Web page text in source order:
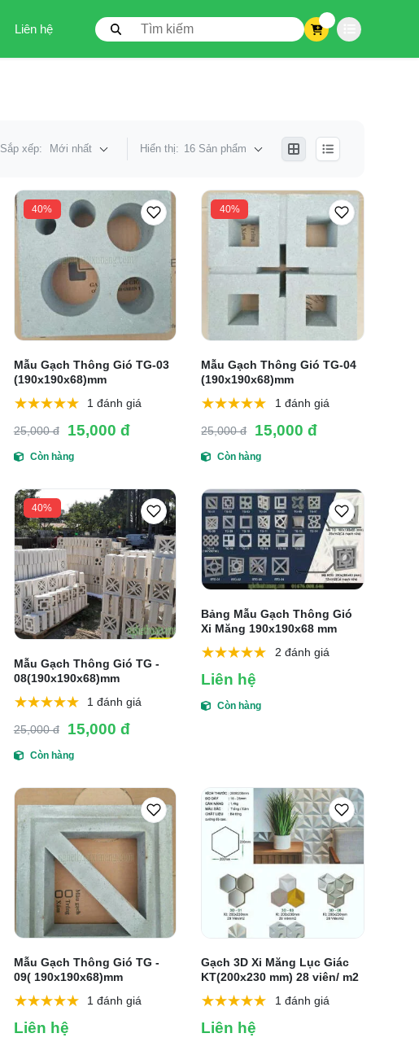
Liên hệ
Sắp xếp: Mới nhất Hiển thị: 16 Sản phẩm
40%
Mẫu Gạch Thông Gió TG-03
(190x190x68)mm
1 đánh giá
25,000 đ 15,000 đ
Còn hàng
40%
Mẫu Gạch Thông Gió TG-04
(190x190x68)mm
1 đánh giá
25,000 đ 15,000 đ
Còn hàng
40%
Mẫu Gạch Thông Gió TG -
08(190x190x68)mm
1 đánh giá
25,000 đ 15,000 đ
Còn hàng
Bảng Mẫu Gạch Thông Gió
Xi Măng 190x190x68 mm
2 đánh giá
Liên hệ
Còn hàng
Mẫu Gạch Thông Gió TG -
09( 190x190x68)mm
1 đánh giá
Liên hệ
Gạch 3D Xi Măng Lục Giác
KT(200x230 mm) 28 viên/ m2
1 đánh giá
Liên hệ